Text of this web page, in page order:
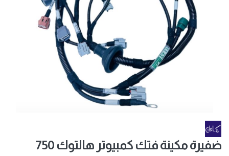
ضفيرة مكينة فتك كمبيوتر هالتوك 750